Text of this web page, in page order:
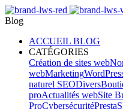
Blog
ACCUEIL BLOG
CATÉGORIES
Création de sites web
webMarketing
naturel SEODivers
proActualités webSite
ProCybersécurité